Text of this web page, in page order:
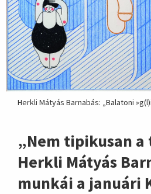
Herkli Mátyás Barnabás: „Balatoni
„Nem tipikusan
Herkli Mátyás
munkái a januári